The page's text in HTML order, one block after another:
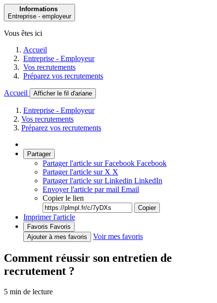
Informations
Entreprise - employeur
Vous êtes ici
Accueil
Entreprise - Employeur
Vos recrutements
Préparez vos recrutements
Accueil Afficher le fil d'ariane
Entreprise - Employeur
Vos recrutements
Préparez vos recrutements
Partager
Partager l'article sur Facebook Facebook
Partager l'article sur X X
Partager l'article sur Linkedin LinkedIn
Envoyer l'article par mail Email
Copier le lien
Copier
Imprimer l'article
Favoris Favoris
Ajouter à mes favoris
Voir mes favoris
Comment réussir son entretien de
recrutement ?
5 min de lecture